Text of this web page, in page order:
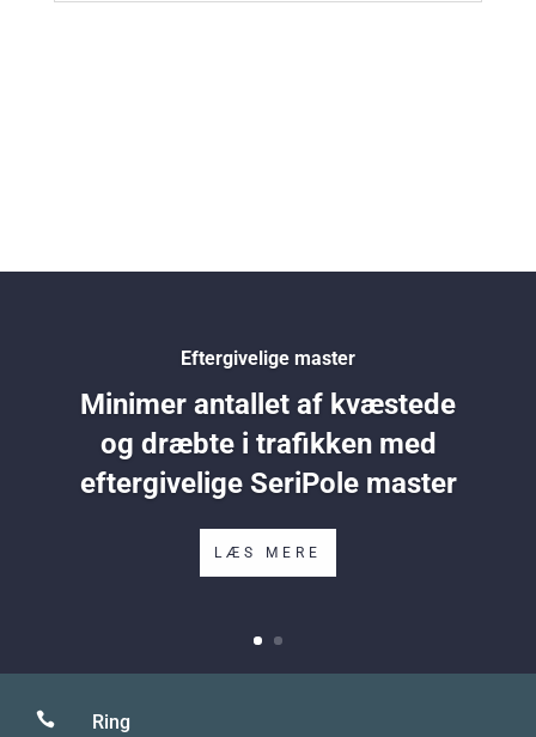
Eftergivelige master
Minimer antallet af kvæstede
og dræbte i trafikken med
eftergivelige SeriPole master
LÆS MERE
 Ring